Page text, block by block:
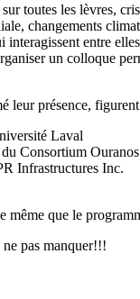
toutes les lèvres,
changements
interagissent entre
un colloque
leur présence,
Laval
Consortium Ouranos
Infrastructures Inc.
même que le
ne pas manquer!!!